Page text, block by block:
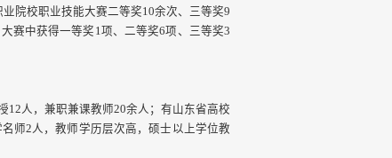
院校职业技能大赛二等奖10余次、三等奖9
赛中获得一等奖1项、二等奖6项、三等奖3
12人，兼职兼课教师20余人；有山东省高校
师2人，教师学历层次高，硕士以上学位教